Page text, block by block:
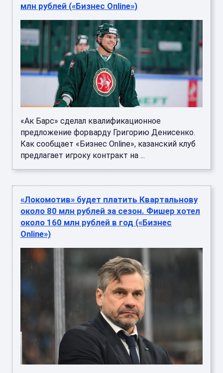
млн рублей («Бизнес Online»)
«Ак Барс» сделал квалификационное
предложение форварду Григорию Денисенко.
Как сообщает «Бизнес Online», казанский клуб
предлагает игроку контракт на ...
«Локомотив» будет платить Квартальнову
около 80 млн рублей за сезон. Фишер хотел
около 160 млн рублей в год («Бизнес
Online»)